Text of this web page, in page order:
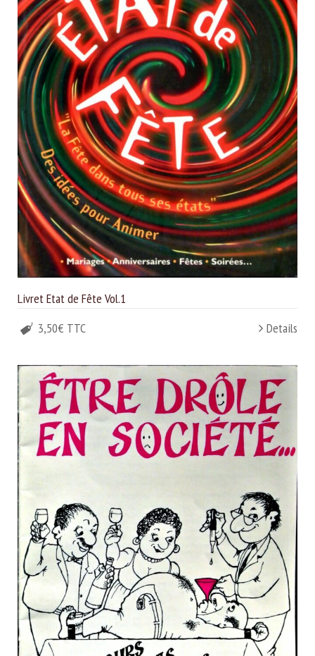
Livret Etat de Fête Vol.1
3,50€ TTC
Details